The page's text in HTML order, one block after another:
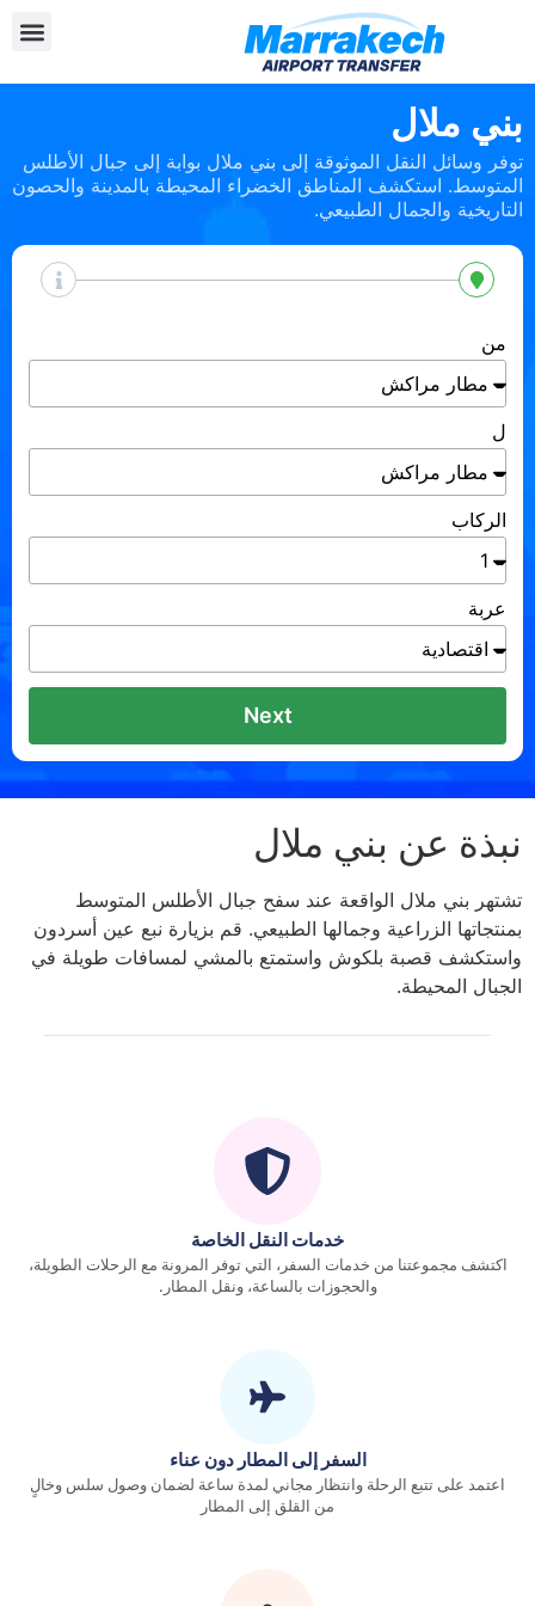
بني ملال
توفر وسائل النقل الموثوقة إلى بني ملال بوابة إلى جبال الأطلس
المتوسط. استكشف المناطق الخضراء المحيطة بالمدينة والحصون
التاريخية والجمال الطبيعي.
من
ل
الركاب
عربة
Next
نبذة عن بني ملال
تشتهر بني ملال الواقعة عند سفح جبال الأطلس المتوسط ​​
بمنتجاتها الزراعية وجمالها الطبيعي. قم بزيارة نبع عين أسردون
واستكشف قصبة بلكوش واستمتع بالمشي لمسافات طويلة في
الجبال المحيطة.
خدمات النقل الخاصة
اكتشف مجموعتنا من خدمات السفر، التي توفر المرونة مع الرحلات الطويلة،
والحجوزات بالساعة، ونقل المطار.
السفر إلى المطار دون عناء
اعتمد على تتبع الرحلة وانتظار مجاني لمدة ساعة لضمان وصول سلس وخالٍ
من القلق إلى المطار